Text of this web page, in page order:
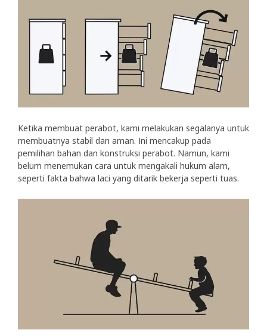
Ketika membuat perabot, kami melakukan segalanya untuk
membuatnya stabil dan aman. Ini mencakup pada
pemilihan bahan dan konstruksi perabot. Namun, kami
belum menemukan cara untuk mengakali hukum alam,
seperti fakta bahwa laci yang ditarik bekerja seperti tuas.